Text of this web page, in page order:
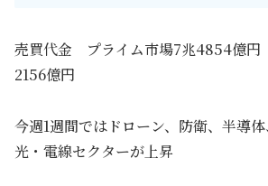
売買代金 プライム市場7兆4854億
2156億円
今週1週間ではドローン、防衛、半導体
光・電線セクターが上昇